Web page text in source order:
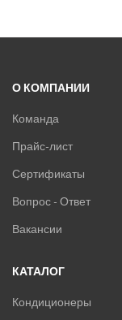
О КОМПАНИИ
Команда
Прайс-лист
Сертификаты
Вопрос - Ответ
Вакансии
КАТАЛОГ
Кондиционеры